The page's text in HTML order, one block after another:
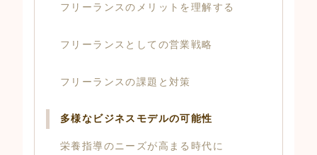
フリーランスのメリットを理解する
フリーランスとしての営業戦略
フリーランスの課題と対策
多様なビジネスモデルの可能性
栄養指導のニーズが高まる時代に